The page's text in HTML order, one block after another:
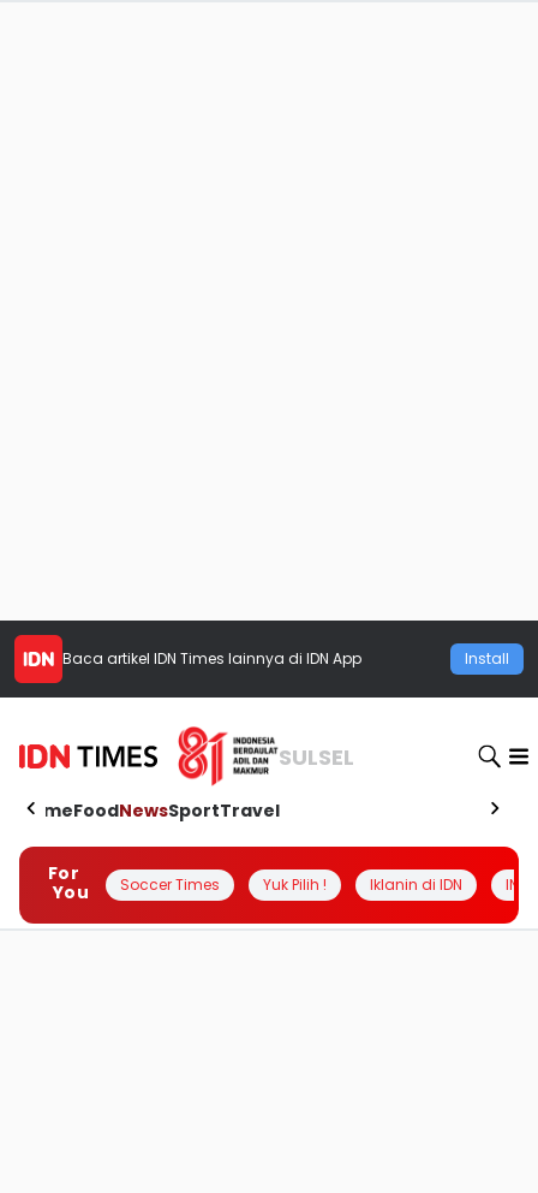
Baca artikel IDN Times lainnya di IDN App Install
SULSEL
HomeFoodNewsSportTravel
For
You
Soccer Times Yuk Pilih ! Iklanin di IDN